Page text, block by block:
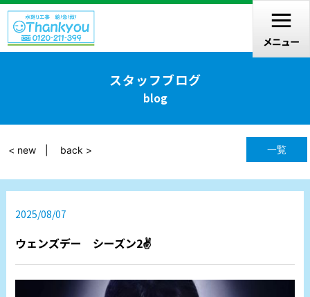
スタッフブログ
blog
一覧
< new back >
2025/08/07
ウェンズデー シーズン2✌